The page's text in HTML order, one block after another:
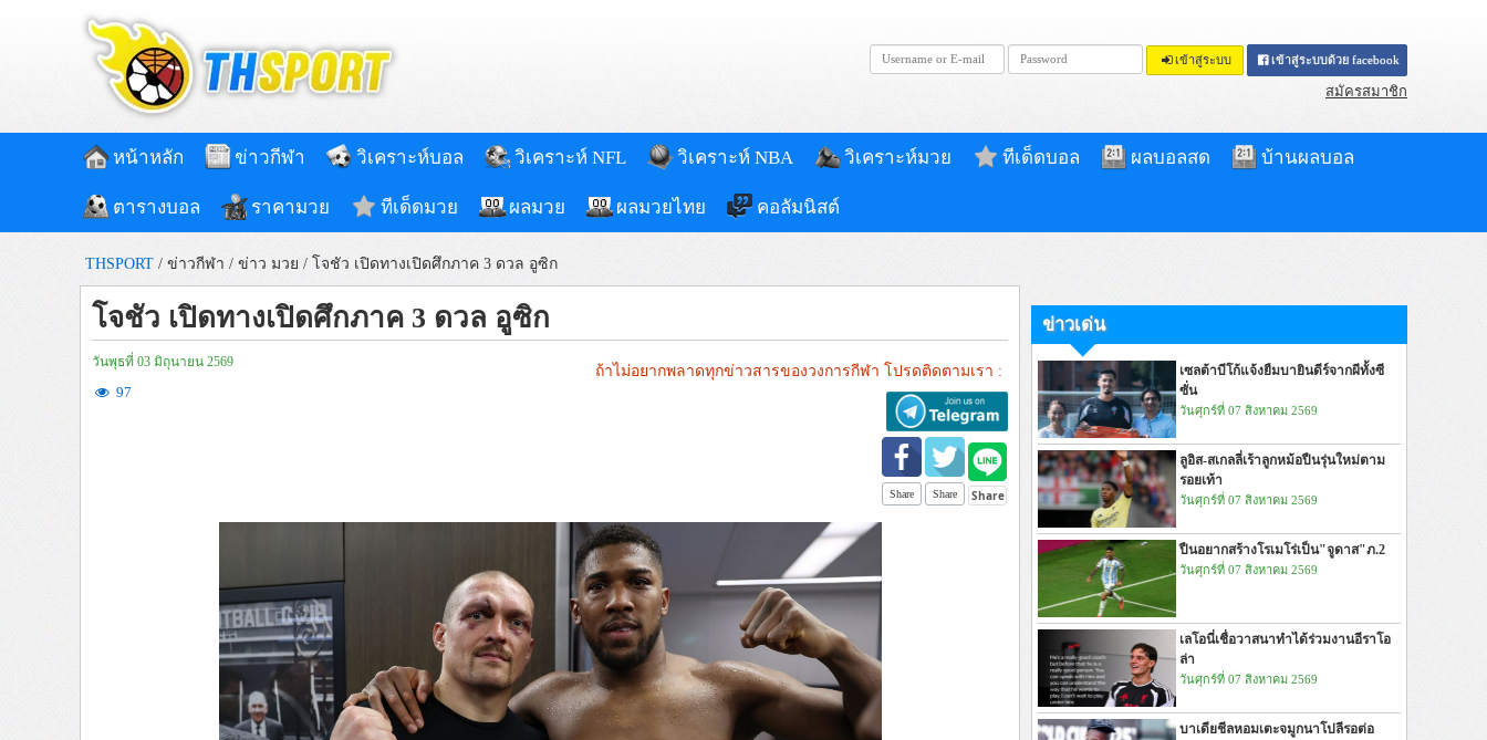
เข้าสู่ระบบ เข้าสู่ระบบด้วย facebook
สมัครสมาชิก
หน้าหลัก ข่าวกีฬา วิเคราะห์บอล วิเคราะห์ NFL วิเคราะห์ NBA วิเคราะห์มวย ทีเด็ดบอล ผลบอลสด บ้านผลบอล
ตารางบอล ราคามวย ทีเด็ดมวย ผลมวย ผลมวยไทย คอลัมนิสต์
THSPORT / ข่าวกีฬา / ข่าว มวย / โจชัว เปิดทางเปิดศึกภาค 3 ดวล อูซิก
โจชัว เปิดทางเปิดศึกภาค 3 ดวล อูซิก
วันพุธที่ 03 มิถุนายน 2569
97
ถ้าไม่อยากพลาดทุกข่าวสารของวงการกีฬา โปรดติดตามเรา :
Share Share
ข่าวเด่น
เซลต้าบีโก้แจ้งยืมบายินดีร์จากผีทั้งซี
ซั่น
วันศุกร์ที่ 07 สิงหาคม 2569
ลูอิส-สเกลลี่เร้าลูกหม้อปืนรุ่นใหม่ตาม
รอยเท้า
วันศุกร์ที่ 07 สิงหาคม 2569
ปืนอยากสร้างโรเมโร่เป็น"จูดาส"ภ.2
วันศุกร์ที่ 07 สิงหาคม 2569
เลโอนี่เชื่อวาสนาทำได้ร่วมงานอีราโอ
ล่า
วันศุกร์ที่ 07 สิงหาคม 2569
บาเดียชีลหอมเตะจมูกนาโปลีรอต่อ